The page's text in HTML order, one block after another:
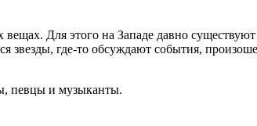
Для этого на Западе давно
звезды, где-то обсуждают события,
певцы и музыканты.